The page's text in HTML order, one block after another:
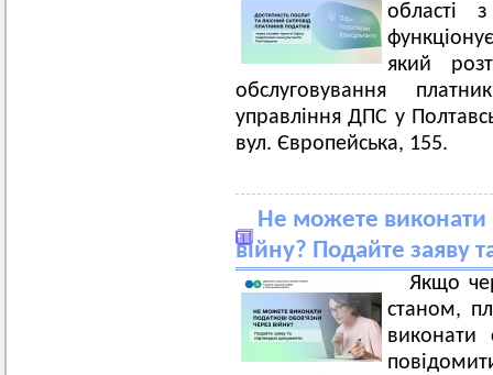
області
який
обслуговування
управління ДПС у
вул. Європейська, 155.
Не можете виконати
війну? Подайте заяву
Якщо
станом,
виконати